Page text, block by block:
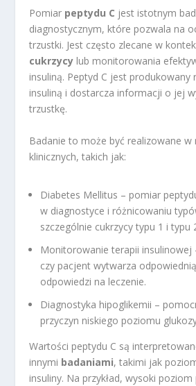
Pomiar peptydu C jest istotnym
diagnostycznym, które pozwala na
trzustki. Jest często zlecane w
cukrzycy lub monitorowania
insuliną. Peptyd C jest produkowany
insuliną i dostarcza informacji o jej
trzustkę.
Badanie to może być realizowane w
klinicznych, takich jak:
Diabetes Mellitus – pomiar
w diagnostyce i różnicowaniu
szczególnie cukrzycy typu 1 i typu
Monitorowanie terapii insulinowej
czy pacjent wytwarza
odpowiedzi na leczenie.
Diagnostyka hipoglikemii –
przyczyn niskiego poziomu
Wartości peptydu C są
innymi badaniami, takimi jak
insuliny. Na przykład, wysoki